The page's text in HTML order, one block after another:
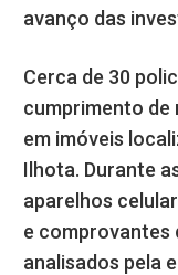
avanço das
Cerca de 30
cumprimento de
em imóveis
Ilhota. Durante
aparelhos
e comprovantes
analisados pela